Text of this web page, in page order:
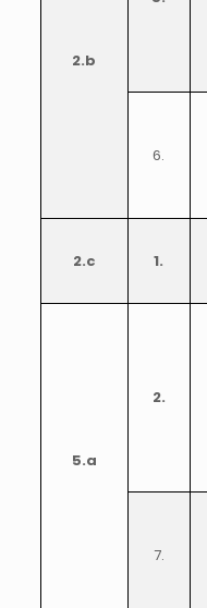
2.b
6.
2.c 1.
5.a
2.
7.